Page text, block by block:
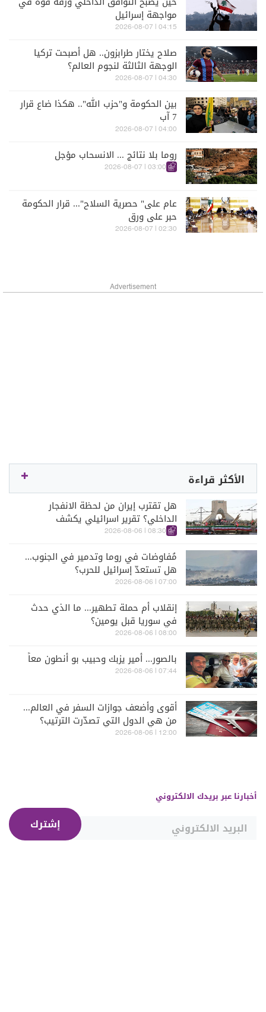
مواجهة إسرائيل
04:15 | 2026-08-07
صلاح يختار طرابزون.. هل أصبحت تركيا
الوجهة الثالثة لنجوم العالم؟
04:30 | 2026-08-07
بين الحكومة و"حزب الله".. هكذا ضاع قرار
7 آب
04:00 | 2026-08-07
روما بلا نتائج ... الانسحاب مؤجل
03:00 | 2026-08-07
عام على" حصرية السلاح"... قرار الحكومة
حبر على ورق
02:30 | 2026-08-07
Advertisement
الأكثر قراءة
هل تقترب إيران من لحظة الانفجار
الداخلي؟ تقرير اسرائيلي يكشف
الكواليس
08:30 | 2026-08-06
مُفاوضات في روما وتدمير في الجنوب...
هل تستعدّ إسرائيل للحرب؟
07:00 | 2026-08-06
إنقلاب أم حملة تطهير... ما الذي حدث
في سوريا قبل يومين؟
08:00 | 2026-08-06
بالصور... أمير يزبك وحبيب بو أنطون معاً
07:44 | 2026-08-06
أقوى وأضعف جوازات السفر في العالم...
من هي الدول التي تصدّرت الترتيب؟
12:00 | 2026-08-06
أخبارنا عبر بريدك الالكتروني
إشترك